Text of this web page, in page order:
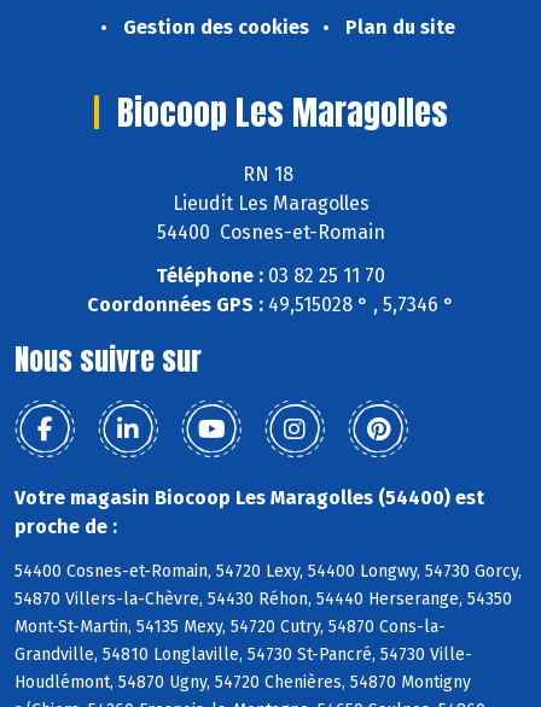
Gestion des cookies
Plan du site
Biocoop Les Maragolles
RN 18
Lieudit Les Maragolles
54400 Cosnes-et-Romain
Téléphone : 03 82 25 11 70
Coordonnées GPS : 49,515028 ° , 5,7346 °
Nous suivre sur
Votre magasin Biocoop Les Maragolles (54400) est
proche de :
54400 Cosnes-et-Romain, 54720 Lexy, 54400 Longwy, 54730 Gorcy,
54870 Villers-la-Chèvre, 54430 Réhon, 54440 Herserange, 54350
Mont-St-Martin, 54135 Mexy, 54720 Cutry, 54870 Cons-la-
Grandville, 54810 Longlaville, 54730 St-Pancré, 54730 Ville-
Houdlémont, 54870 Ugny, 54720 Chenières, 54870 Montigny